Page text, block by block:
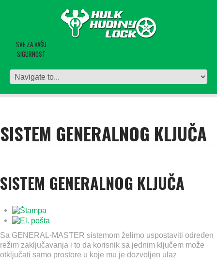
SVE ZA VAŠU
SIGURNOST
SISTEM GENERALNOG KLJUČA
SISTEM GENERALNOG KLJUČA
Sa GENERAL-MASTER sistemom želimo uspostaviti određen
režim zaključavanja i to da korisnik sa jednim ključem može
otključati samo prostore u koje mu je dozvoljen ulaz